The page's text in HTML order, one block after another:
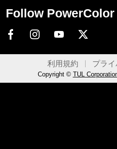
Follow PowerColor
利用規約 プラ
Copyright © TUL